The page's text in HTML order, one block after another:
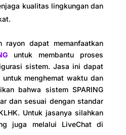
kualitas lingkungan dan
rayon dapat memanfaatkan
untuk membantu proses
sistem. Jasa ini dapat
untuk menghemat waktu dan
bahwa sistem SPARING
dan sesuai dengan standar
Untuk jasanya silahkan
juga melalui LiveChat di